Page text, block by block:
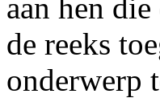
aan hen
de reeks
onderwerp